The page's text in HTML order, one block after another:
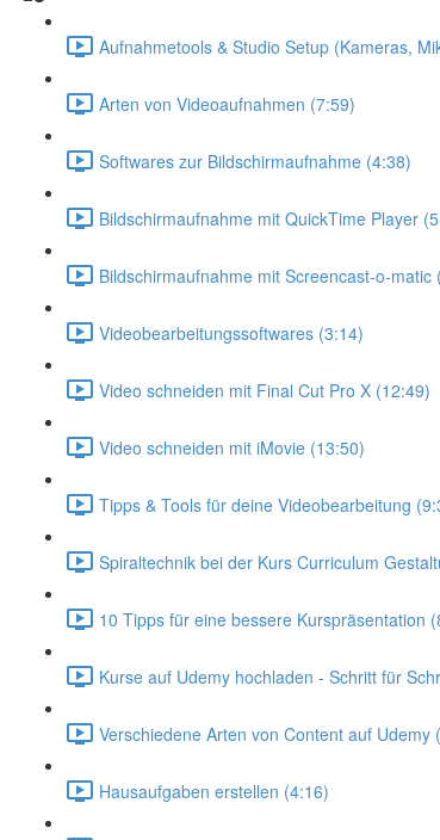
Aufnahmetools & Studio Setup (Kameras,
Arten von Videoaufnahmen (7:59)
Softwares zur Bildschirmaufnahme (4:38)
Bildschirmaufnahme mit QuickTime Player
Bildschirmaufnahme mit Screencast-o-matic
Videobearbeitungssoftwares (3:14)
Video schneiden mit Final Cut Pro X (12:49)
Video schneiden mit iMovie (13:50)
Tipps & Tools für deine Videobearbeitung
Spiraltechnik bei der Kurs Curriculum
10 Tipps für eine bessere Kurspräsentation
Kurse auf Udemy hochladen - Schritt für
Verschiedene Arten von Content auf Udemy
Hausaufgaben erstellen (4:16)